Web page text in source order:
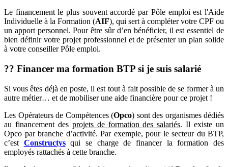
Le financement le plus souvent accordé par Pôle emploi est l'Aide
Individuelle à la Formation (AIF), qui sert à compléter votre CPF ou
un apport personnel. Pour être sûr d’en bénéficier, il est essentiel de
bien définir votre projet professionnel et de présenter un plan solide
à votre conseiller Pôle emploi.
?‍? Financer ma formation BTP si je suis salarié
Si vous êtes déjà en poste, il est tout à fait possible de se former à un
autre métier… et de mobiliser une aide financière pour ce projet !
Les Opérateurs de Compétences (Opco) sont des organismes dédiés
au financement des projets de formation des salariés. Il existe un
Opco par branche d’activité. Par exemple, pour le secteur du BTP,
c’est Constructysqui se charge de financer la formation des
employés rattachés à cette branche.